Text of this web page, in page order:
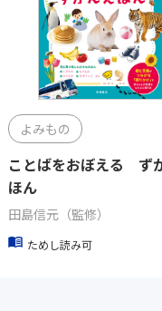
よみもの
ことばをおぼえる ず
ほん
田島信元（監修）
ためし読み可